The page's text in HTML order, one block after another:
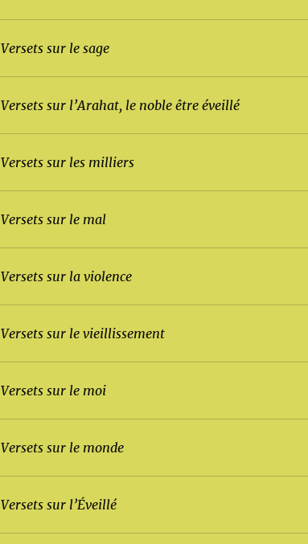
Versets sur le sage
Versets sur l’Arahat, le noble être éveillé
Versets sur les milliers
Versets sur le mal
Versets sur la violence
Versets sur le vieillissement
Versets sur le moi
Versets sur le monde
Versets sur l’Éveillé